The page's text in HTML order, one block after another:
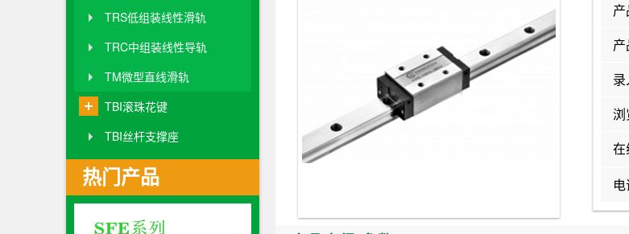
TRS低组装线性滑轨
TRC中组装线性导轨
TM微型直线滑轨
TBI滚珠花键
TBI丝杆支撑座
热门产品
产
产
录
浏
在
电